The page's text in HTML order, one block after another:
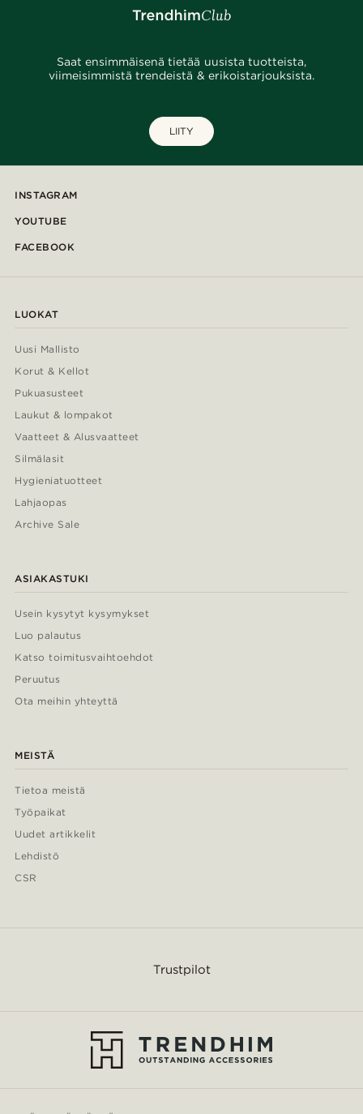
Saat ensimmäisenä tietää uusista tuotteista,
viimeisimmistä trendeistä & erikoistarjouksista.
LIITY
INSTAGRAM
YOUTUBE
FACEBOOK
LUOKAT
Uusi Mallisto
Korut & Kellot
Pukuasusteet
Laukut & lompakot
Vaatteet & Alusvaatteet
Silmälasit
Hygieniatuotteet
Lahjaopas
Archive Sale
ASIAKASTUKI
Usein kysytyt kysymykset
Luo palautus
Katso toimitusvaihtoehdot
Peruutus
Ota meihin yhteyttä
MEISTÄ
Tietoa meistä
Työpaikat
Uudet artikkelit
Lehdistö
CSR
Trustpilot